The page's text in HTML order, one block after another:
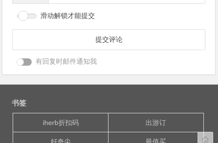
滑动解锁才能提交
有回复时邮件通知我
书签
iherb折扣码 出游订